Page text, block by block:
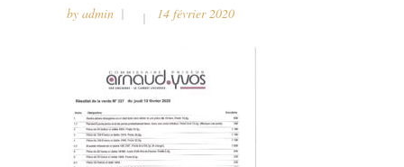
by admin 14 février 2020